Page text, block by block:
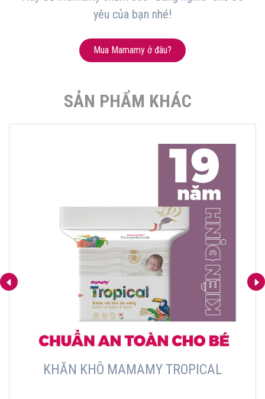
yêu của bạn nhé!
Mua Mamamy ở đâu?
SẢN PHẨM KHÁC
KHĂN KHÔ MAMAMY TROPICAL